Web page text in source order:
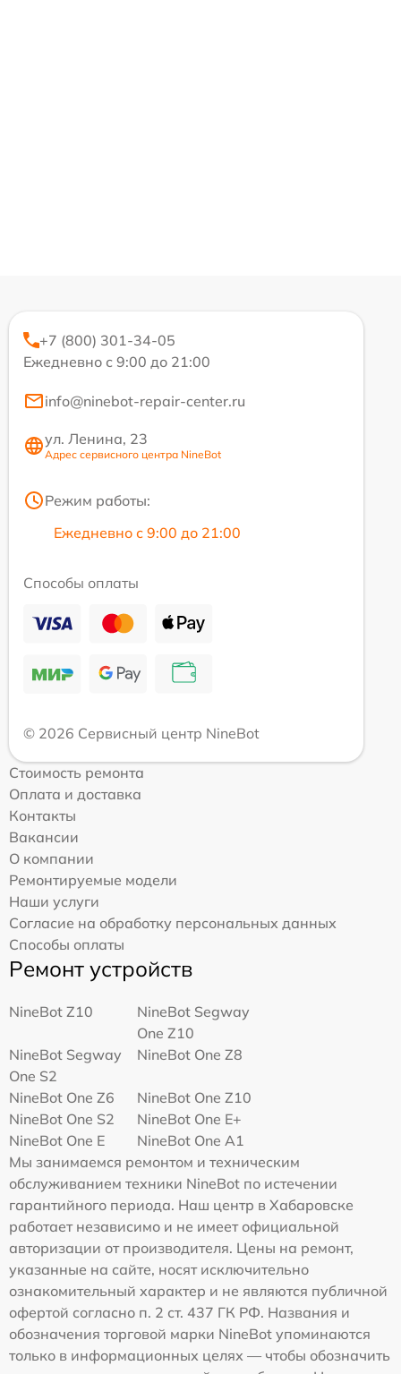
+7 (800) 301-34-05
Ежедневно с 9:00 до 21:00
info@ninebot-repair-center.ru
ул. Ленина, 23
Адрес сервисного центра NineBot
Режим работы:
Ежедневно с 9:00 до 21:00
Способы оплаты
© 2026 Сервисный центр NineBot
Стоимость ремонта
Оплата и доставка
Контакты
Вакансии
О компании
Ремонтируемые модели
Наши услуги
Согласие на обработку персональных данных
Способы оплаты
Ремонт устройств
NineBot Z10
NineBot Segway
One Z10
NineBot Segway
One S2
NineBot One Z8
NineBot One Z6
NineBot One Z10
NineBot One S2
NineBot One E+
NineBot One E
NineBot One A1
Мы занимаемся ремонтом и техническим
обслуживанием техники NineBot по истечении
гарантийного периода. Наш центр в Хабаровске
работает независимо и не имеет официальной
авторизации от производителя. Цены на ремонт,
указанные на сайте, носят исключительно
ознакомительный характер и не являются публичной
офертой согласно п. 2 ст. 437 ГК РФ. Названия и
обозначения торговой марки NineBot упоминаются
только в информационных целях — чтобы обозначить